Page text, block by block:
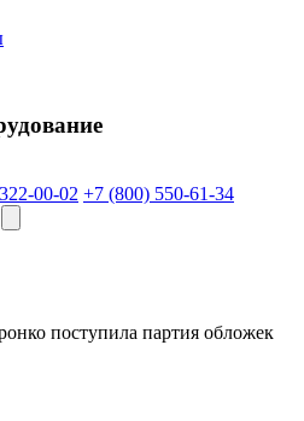
00-02 +7 (800) 550-61-34
поступила партия обложек